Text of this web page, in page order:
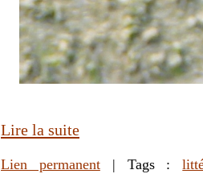
Lire la suite
Lien permanent| Tags :